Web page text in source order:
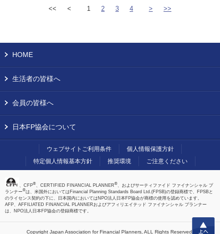
<< < 1 2 3 4 > >>
上へ
HOME
生活者の皆様へ
会員の皆様へ
日本FP協会について
ウェブサイトご利用条件
個人情報保護方針
特定個人情報基本方針
推奨環境 ご注意ください
、CFP®、CERTIFIED FINANCIAL PLANNER®、およびサーティファイド ファイナンシャル プ
ランナー®は、米国外においてはFinancial Planning Standards Board Ltd.(FPSB)の登録商標で、FPSBと
のライセンス契約の下に、日本国内においてはNPO法人日本FP協会が商標の使用を認めています。
AFP、AFFILIATED FINANCIAL PLANNERおよびアフィリエイテッド ファイナンシャル プランナー
は、NPO法人日本FP協会の登録商標です。
Copyright Japan Association for Financial Planners, ALL Rights Reserved.